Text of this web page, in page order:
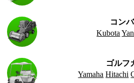
コン
Kubota
ゴルフ
Yamaha Hitachi